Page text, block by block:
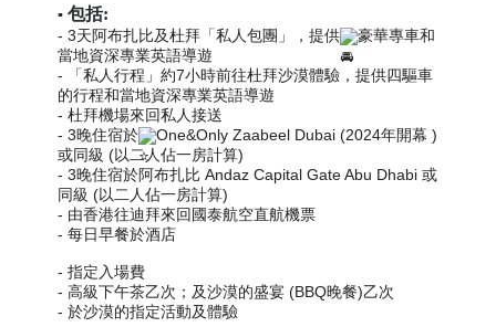
▪️包括:
-3天阿布扎比及杜拜「私人包團」，提供
豪華專車和
當地資深專業英語導遊
-
「私人行程」約7小時前往杜拜沙漠體驗，提供四驅車
的行程和當地資深專業英語導遊
-杜拜機場來回私人接送
- 3晚住宿於
One&Only Zaabeel Dubai (2024年開幕 )
或同級 (以二人佔一房計算)
- 3晚住宿於阿布扎比 Andaz Capital Gate Abu Dhabi 或
同級 (以二人佔一房計算)
- 由香港往迪拜來回國泰航空直航機票
-每日早餐於酒店
-指定入場費
-高級下午茶乙次；及沙漠的盛宴 (BBQ晚餐)乙次
-於沙漠的指定活動及體驗